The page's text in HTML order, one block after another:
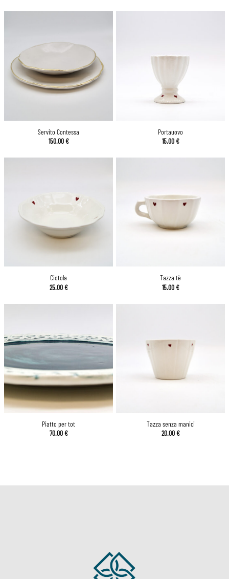
Servito Contessa
150.00€
Portauovo
15.00€
Ciotola
25.00€
Tazza tè
15.00€
Piatto per tot
70.00€
Tazza senza manici
20.00€